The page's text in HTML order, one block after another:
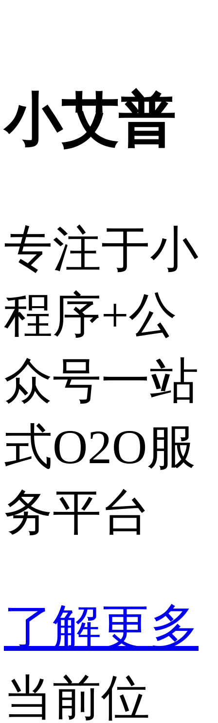
小艾普
专注于小
程序+公
众号一站
式O2O服
务平台
了解更多
当前位